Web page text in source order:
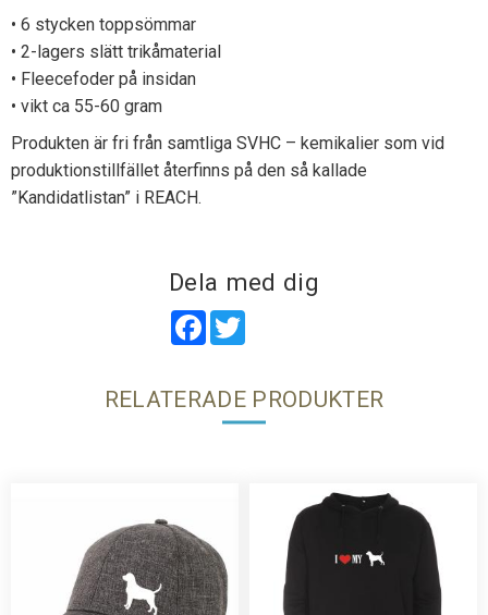
• 6 stycken toppsömmar
• 2-lagers slätt trikåmaterial
• Fleecefoder på insidan
• vikt ca 55-60 gram
Produkten är fri från samtliga SVHC – kemikalier som vid
produktionstillfället återfinns på den så kallade
”Kandidatlistan” i REACH.
Dela med dig
Facebook
RELATERADE PRODUKTER